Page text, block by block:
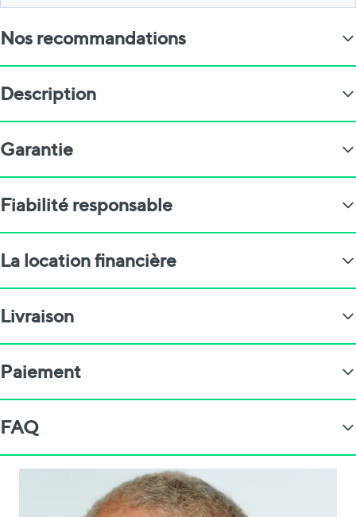
Nos recommandations
Description
Garantie
Fiabilité responsable
La location financière
Livraison
Paiement
FAQ